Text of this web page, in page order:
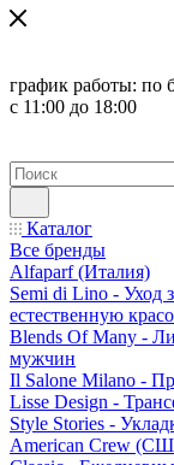
график работы: по
с 11:00 до 18:00
Каталог
Все бренды
Alfaparf (Италия)
Semi di Lino - Уход
естественную
Blends Of Many -
мужчин
Il Salone Milano -
Lisse Design -
Style Stories -
American Crew